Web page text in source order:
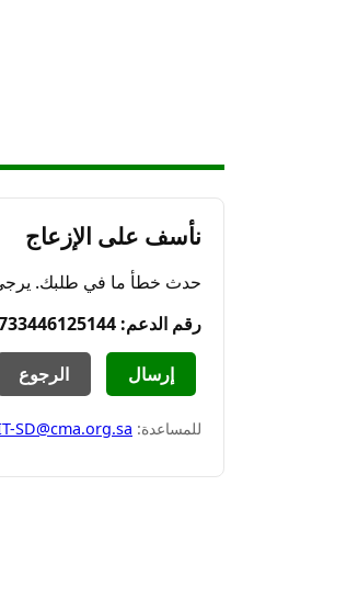
نأسف على الإزعاج
حدث خطأ ما في طلبك. يرجى
رقم الدعم: 10605167733446125144
إرسال الرجوع
للمساعدة: SD@cma.org.sa